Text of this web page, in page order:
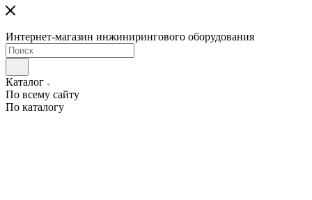
Интернет-магазин инжинирингового оборудования
Каталог
По всему сайту
По каталогу